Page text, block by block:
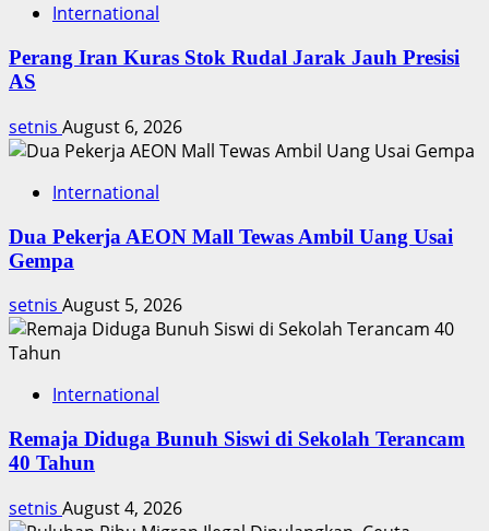
International
Perang Iran Kuras Stok Rudal Jarak Jauh Presisi
AS
setnis August 6, 2026
International
Dua Pekerja AEON Mall Tewas Ambil Uang Usai
Gempa
setnis August 5, 2026
International
Remaja Diduga Bunuh Siswi di Sekolah Terancam
40 Tahun
setnis August 4, 2026